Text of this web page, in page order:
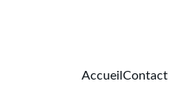
Accueil Contact